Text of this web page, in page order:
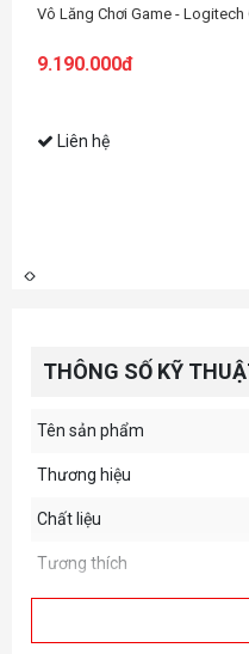
Vô Lăng Chơi Game -
9.190.000đ
Liên hệ
THÔNG SỐ KỸ
Tên sản phẩm
Thương hiệu
Chất liệu
Tương thích